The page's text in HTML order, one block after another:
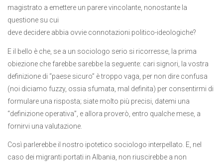
magistrato a emettere un parere vincolante, nonostante la
questione su cui
deve decidere abbia ovvie connotazioni politico-ideologiche?
E il bello è che, se a un sociologo serio si ricorresse, la prima
obiezione che farebbe sarebbe la seguente: cari signori, la vostra
definizione di “paese sicuro” è troppo vaga, per non dire confusa
(noi diciamo fuzzy, ossia sfumata, mal definita) per consentirmi di
formulare una risposta; siate molto più precisi, datemi una
“definizione operativa”, e allora proverò, entro qualche mese, a
fornirvi una valutazione.
Così parlerebbe il nostro ipotetico sociologo interpellato. E, nel
caso dei migranti portati in Albania, non riuscirebbe a non